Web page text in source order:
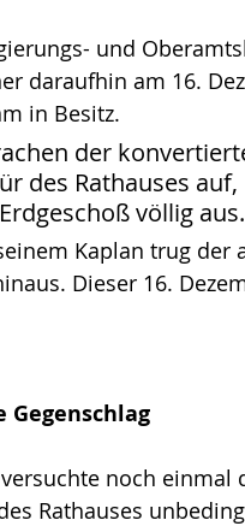
und
daraufhin am 16.
in Besitz.
der
des Rathauses
völlig
Kaplan trug
Dieser 16.
Gegenschlag
noch
Rathauses